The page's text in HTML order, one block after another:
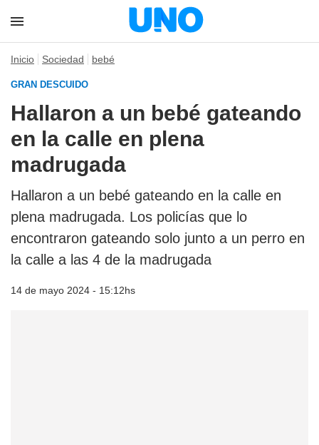
Inicio Sociedad bebé
GRAN DESCUIDO
Hallaron a un bebé gateando
en la calle en plena
madrugada
Hallaron a un bebé gateando en la calle en
plena madrugada. Los policías que lo
encontraron gateando solo junto a un perro en
la calle a las 4 de la madrugada
14 de mayo 2024 - 15:12hs